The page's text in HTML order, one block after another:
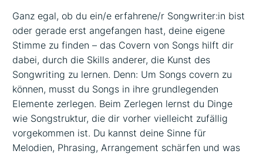
Ganz egal, ob du ein/e erfahrene/r Songwriter:in bist
oder gerade erst angefangen hast, deine eigene
Stimme zu finden – das Covern von Songs hilft dir
dabei, durch die Skills anderer, die Kunst des
Songwriting zu lernen. Denn: Um Songs covern zu
können, musst du Songs in ihre grundlegenden
Elemente zerlegen. Beim Zerlegen lernst du Dinge
wie Songstruktur, die dir vorher vielleicht zufällig
vorgekommen ist. Du kannst deine Sinne für
Melodien, Phrasing, Arrangement schärfen und was